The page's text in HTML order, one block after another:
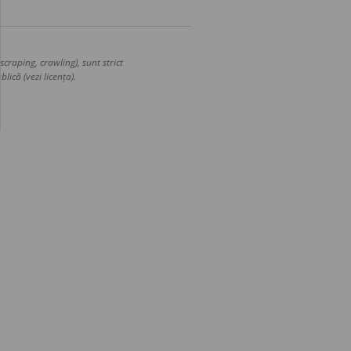
crawling), sunt strict
(vezi licența).